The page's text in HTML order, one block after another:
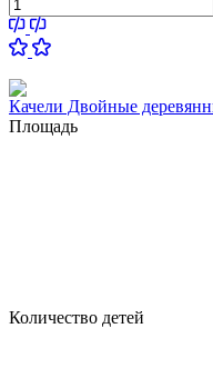
Качели Двойные
Площадь
Количество детей